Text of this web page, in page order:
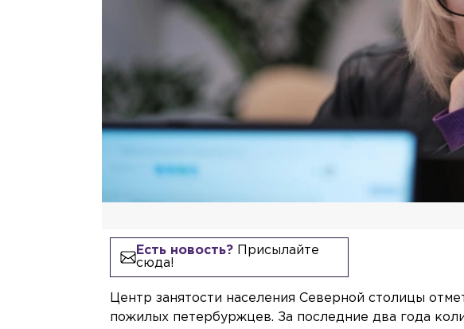
Есть новость?Присылайте
сюда!
Центр занятости населения Северной столицы
пожилых петербуржцев. За последние два года